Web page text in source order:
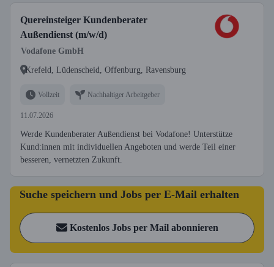
Quereinsteiger Kundenberater
Außendienst (m/w/d)
Vodafone GmbH
Krefeld, Lüdenscheid, Offenburg, Ravensburg
Vollzeit Nachhaltiger Arbeitgeber
11.07.2026
Werde Kundenberater Außendienst bei Vodafone! Unterstütze
Kund:innen mit individuellen Angeboten und werde Teil einer
besseren, vernetzten Zukunft.
Suche speichern und Jobs per E-Mail erhalten
Kostenlos Jobs per Mail abonnieren